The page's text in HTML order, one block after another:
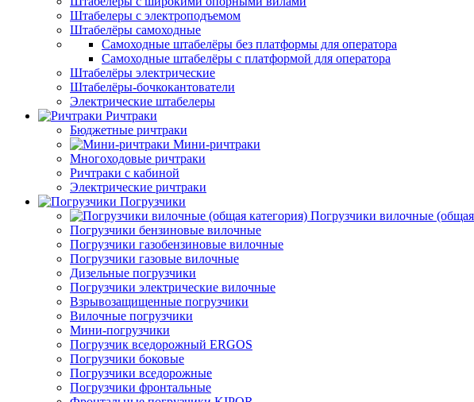
Штабелеры с электроподъемом
Штабелёры самоходные
Самоходные штабелёры без платформы для оператора
Самоходные штабелёры с платформой для оператора
Штабелёры электрические
Штабелёры-бочкокантователи
Электрические штабелеры
Ричтраки
Бюджетные ричтраки
Мини-ричтраки
Многоходовые ричтраки
Ричтраки с кабиной
Электрические ричтраки
Погрузчики
Погрузчики вилочные (общая
Погрузчики бензиновые вилочные
Погрузчики газобензиновые вилочные
Погрузчики газовые вилочные
Дизельные погрузчики
Погрузчики электрические вилочные
Взрывозащищенные погрузчики
Вилочные погрузчики
Мини-погрузчики
Погрузчик вседорожный ERGOS
Погрузчики боковые
Погрузчики вседорожные
Погрузчики фронтальные